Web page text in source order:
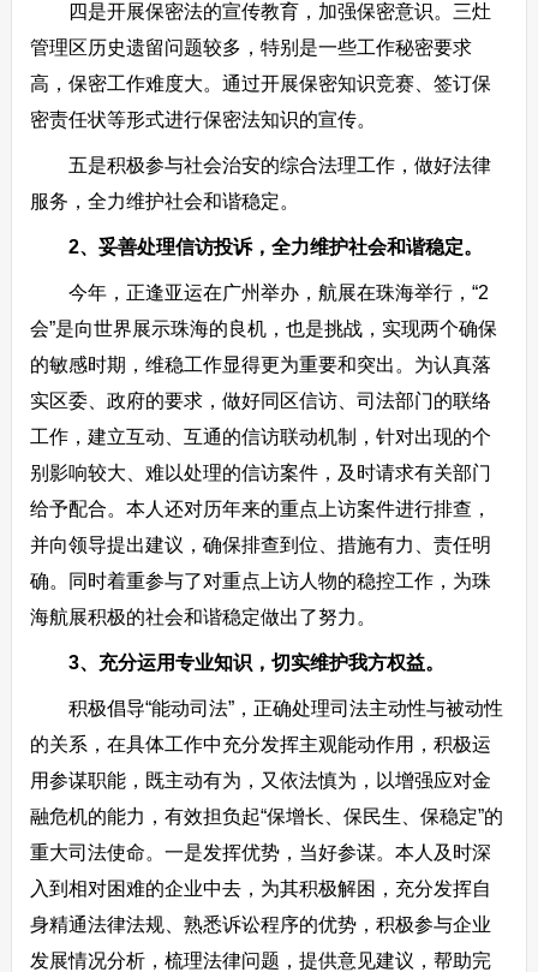
四是开展保密法的宣传教育，加强保密意识。三灶
管理区历史遗留问题较多，特别是一些工作秘密要求
高，保密工作难度大。通过开展保密知识竞赛、签订保
密责任状等形式进行保密法知识的宣传。
五是积极参与社会治安的综合法理工作，做好法律
服务，全力维护社会和谐稳定。
2、妥善处理信访投诉，全力维护社会和谐稳定。
今年，正逢亚运在广州举办，航展在珠海举行，“2
会”是向世界展示珠海的良机，也是挑战，实现两个确保
的敏感时期，维稳工作显得更为重要和突出。为认真落
实区委、政府的要求，做好同区信访、司法部门的联络
工作，建立互动、互通的信访联动机制，针对出现的个
别影响较大、难以处理的信访案件，及时请求有关部门
给予配合。本人还对历年来的重点上访案件进行排查，
并向领导提出建议，确保排查到位、措施有力、责任明
确。同时着重参与了对重点上访人物的稳控工作，为珠
海航展积极的社会和谐稳定做出了努力。
3、充分运用专业知识，切实维护我方权益。
积极倡导“能动司法”，正确处理司法主动性与被动性
的关系，在具体工作中充分发挥主观能动作用，积极运
用参谋职能，既主动有为，又依法慎为，以增强应对金
融危机的能力，有效担负起“保增长、保民生、保稳定”的
重大司法使命。一是发挥优势，当好参谋。本人及时深
入到相对困难的企业中去，为其积极解困，充分发挥自
身精通法律法规、熟悉诉讼程序的优势，积极参与企业
发展情况分析，梳理法律问题，提供意见建议，帮助完